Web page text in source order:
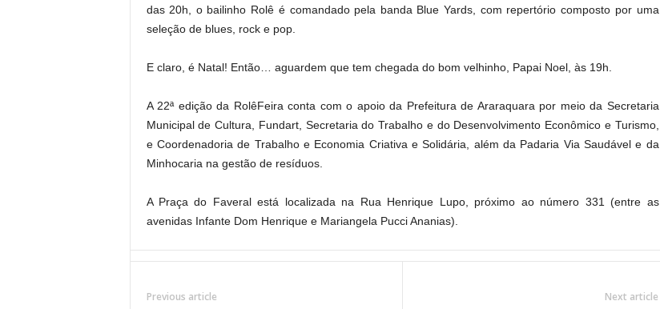
das 20h, o bailinho Rolê é comandado pela banda Blue Yards, com repertório composto por uma
seleção de blues, rock e pop.
E claro, é Natal! Então… aguardem que tem chegada do bom velhinho, Papai Noel, às 19h.
A 22ª edição da RolêFeira conta com o apoio da Prefeitura de Araraquara por meio da Secretaria
Municipal de Cultura, Fundart, Secretaria do Trabalho e do Desenvolvimento Econômico e Turismo,
e Coordenadoria de Trabalho e Economia Criativa e Solidária, além da Padaria Via Saudável e da
Minhocaria na gestão de resíduos.
A Praça do Faveral está localizada na Rua Henrique Lupo, próximo ao número 331 (entre as
avenidas Infante Dom Henrique e Mariangela Pucci Ananias).
Previous article Next article